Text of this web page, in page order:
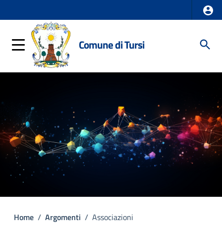
Comune di Tursi
Home / Argomenti / Associazioni